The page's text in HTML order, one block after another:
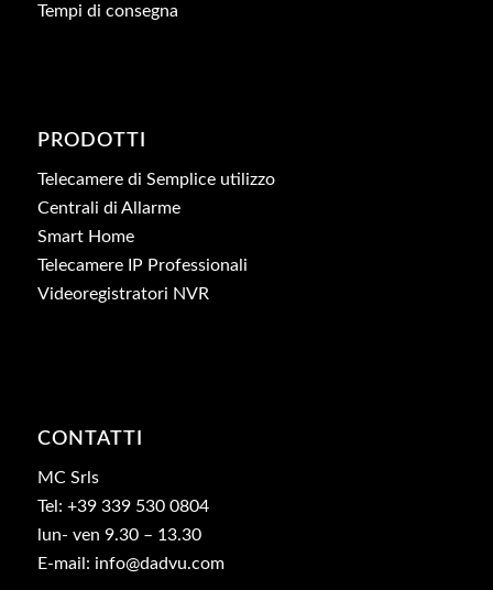
Tempi di consegna
PRODOTTI
Telecamere di Semplice utilizzo
Centrali di Allarme
Smart Home
Telecamere IP Professionali
Videoregistratori NVR
CONTATTI
MC Srls
Tel: +39 339 530 0804
lun- ven 9.30 – 13.30
E-mail: info@dadvu.com